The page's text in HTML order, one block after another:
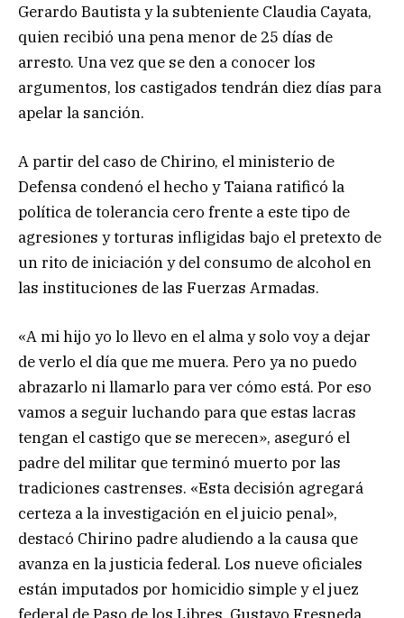
Gerardo Bautista y la subteniente Claudia Cayata,
quien recibió una pena menor de 25 días de
arresto. Una vez que se den a conocer los
argumentos, los castigados tendrán diez días para
apelar la sanción.
A partir del caso de Chirino, el ministerio de
Defensa condenó el hecho y Taiana ratificó la
política de tolerancia cero frente a este tipo de
agresiones y torturas infligidas bajo el pretexto de
un rito de iniciación y del consumo de alcohol en
las instituciones de las Fuerzas Armadas.
«A mi hijo yo lo llevo en el alma y solo voy a dejar
de verlo el día que me muera. Pero ya no puedo
abrazarlo ni llamarlo para ver cómo está. Por eso
vamos a seguir luchando para que estas lacras
tengan el castigo que se merecen», aseguró el
padre del militar que terminó muerto por las
tradiciones castrenses. «Esta decisión agregará
certeza a la investigación en el juicio penal»,
destacó Chirino padre aludiendo a la causa que
avanza en la justicia federal. Los nueve oficiales
están imputados por homicidio simple y el juez